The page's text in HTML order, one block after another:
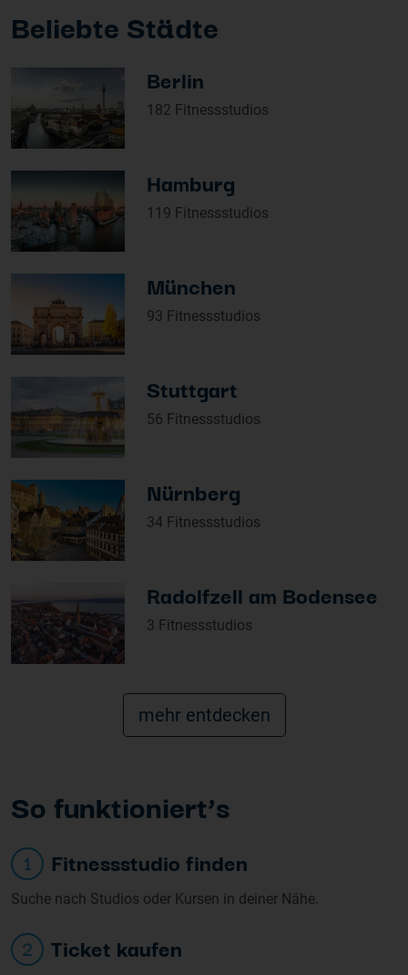
Beliebte Städte
Berlin
182 Fitnessstudios
Hamburg
119 Fitnessstudios
München
93 Fitnessstudios
Stuttgart
56 Fitnessstudios
Nürnberg
34 Fitnessstudios
Radolfzell am Bodensee
3 Fitnessstudios
mehr entdecken
So funktioniert’s
1 Fitnessstudio finden
Suche nach Studios oder Kursen in deiner Nähe.
2 Ticket kaufen